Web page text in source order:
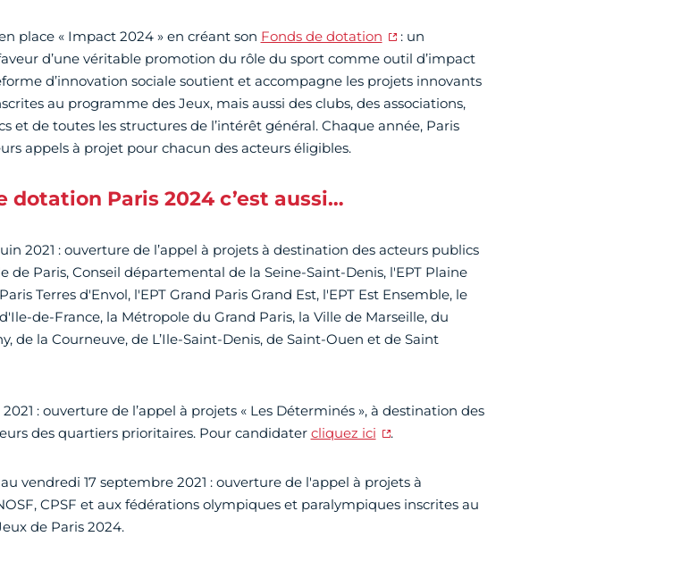
place « Impact 2024 » en créant son Fonds de dotation
: un
d’une véritable promotion du rôle du sport comme outil d’impact
d’innovation sociale soutient et accompagne les projets innovants
au programme des Jeux, mais aussi des clubs, des associations,
et de toutes les structures de l’intérêt général. Chaque année, Paris
appels à projet pour chacun des acteurs éligibles.
dotation Paris 2024 c’est aussi…
2021 : ouverture de l’appel à projets à destination des acteurs publics
de Paris, Conseil départemental de la Seine-Saint-Denis, l'EPT Plaine
Terres d'Envol, l'EPT Grand Paris Grand Est, l'EPT Est Ensemble, le
de-France, la Métropole du Grand Paris, la Ville de Marseille, du
de la Courneuve, de L’Ile-Saint-Denis, de Saint-Ouen et de Saint
: ouverture de l’appel à projets « Les Déterminés », à destination des
des quartiers prioritaires. Pour candidater cliquez ici .
vendredi 17 septembre 2021 : ouverture de l'appel à projets à
CPSF et aux fédérations olympiques et paralympiques inscrites au
de Paris 2024.